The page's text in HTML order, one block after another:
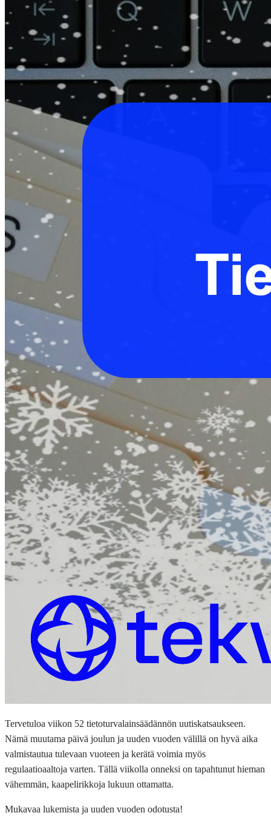
Tervetuloa viikon 52 tietoturvalainsäädännön uutiskatsaukseen.
Nämä muutama päivä joulun ja uuden vuoden välillä on hyvä aika
valmistautua tulevaan vuoteen ja kerätä voimia myös
regulaatioaaltoja varten. Tällä viikolla onneksi on tapahtunut hieman
vähemmän, kaapelirikkoja lukuun ottamatta.
Mukavaa lukemista ja uuden vuoden odotusta!